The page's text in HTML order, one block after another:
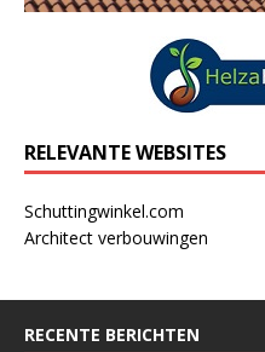
RELEVANTE WEBSITES
Schuttingwinkel.com
Architect verbouwingen
RECENTE BERICHTEN